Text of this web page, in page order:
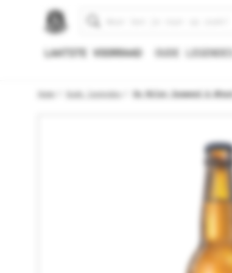
Zoeken
LAATSTE VOORRAAD OUDE LEGENDES
Home Oude legendes De Molen Seaweed &